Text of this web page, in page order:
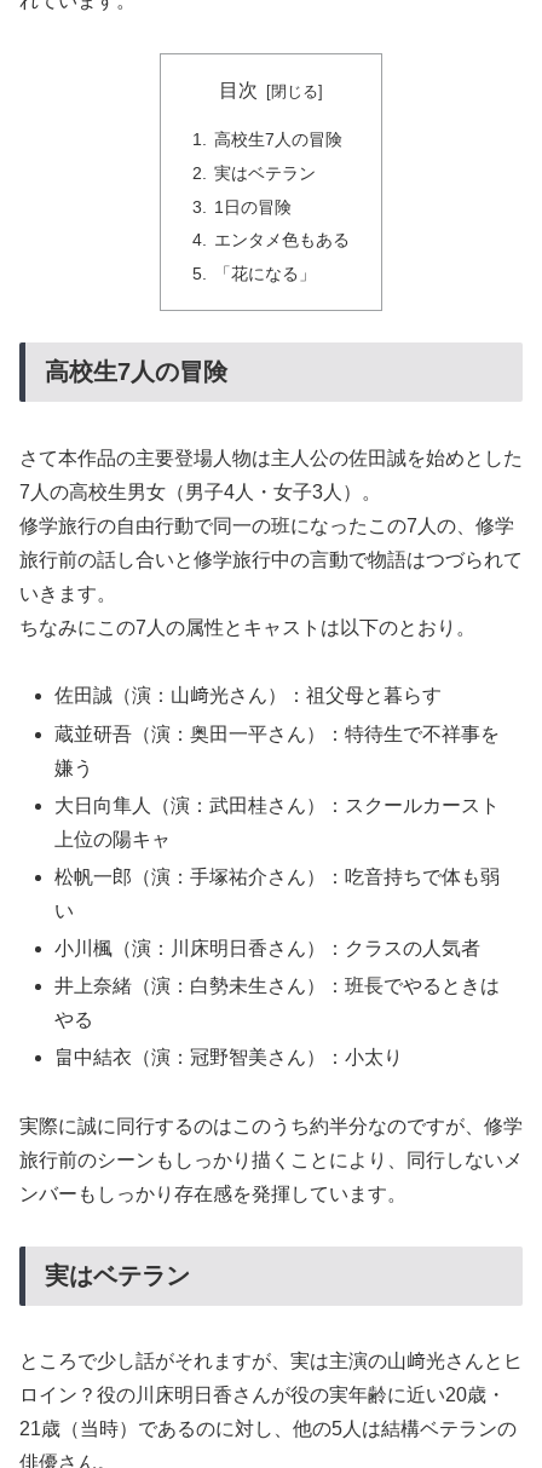
目次
高校生7人の冒険
実はベテラン
1日の冒険
エンタメ色もある
「花になる」
高校生7人の冒険
さて本作品の主要登場人物は主人公の佐田誠を始めとした
7人の高校生男女（男子4人・女子3人）。
修学旅行の自由行動で同一の班になったこの7人の、修学
旅行前の話し合いと修学旅行中の言動で物語はつづられて
いきます。
ちなみにこの7人の属性とキャストは以下のとおり。
佐田誠（演：山﨑光さん）：祖父母と暮らす
蔵並研吾（演：奥田一平さん）：特待生で不祥事を
嫌う
大日向隼人（演：武田桂さん）：スクールカースト
上位の陽キャ
松帆一郎（演：手塚祐介さん）：吃音持ちで体も弱
い
小川楓（演：川床明日香さん）：クラスの人気者
井上奈緒（演：白勢未生さん）：班長でやるときは
やる
畠中結衣（演：冠野智美さん）：小太り
実際に誠に同行するのはこのうち約半分なのですが、修学
旅行前のシーンもしっかり描くことにより、同行しないメ
ンバーもしっかり存在感を発揮しています。
実はベテラン
ところで少し話がそれますが、実は主演の山﨑光さんとヒ
ロイン？役の川床明日香さんが役の実年齢に近い20歳・
21歳（当時）であるのに対し、他の5人は結構ベテランの
俳優さん。